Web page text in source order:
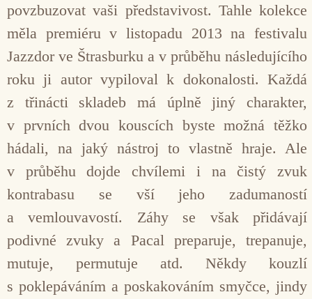
povzbuzovat vaši představivost. Tahle kolekce
měla premiéru v listopadu 2013 na festivalu
Jazzdor ve Štrasburku a v průběhu následujícího
roku ji autor vypiloval k dokonalosti. Každá
z třinácti skladeb má úplně jiný charakter,
v prvních dvou kouscích byste možná těžko
hádali, na jaký nástroj to vlastně hraje. Ale
v průběhu dojde chvílemi i na čistý zvuk
kontrabasu se vší jeho zadumaností
a vemlouvavostí. Záhy se však přidávají
podivné zvuky a Pacal preparuje, trepanuje,
mutuje, permutuje atd. Někdy kouzlí
s poklepáváním a poskakováním smyčce, jindy